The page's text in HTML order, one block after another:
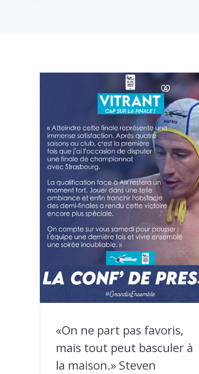
«On ne part pas favoris,
mais tout peut basculer à
la maison.» Steven